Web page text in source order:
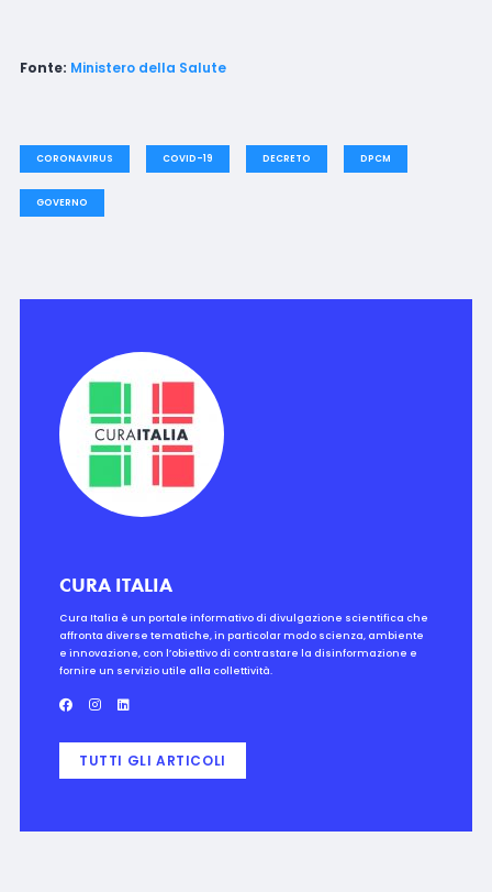
Fonte: Ministero della Salute
CORONAVIRUS COVID-19 DECRETO DPCM
GOVERNO
CURA ITALIA
Cura Italia è un portale informativo di divulgazione scientifica che
affronta diverse tematiche, in particolar modo scienza, ambiente
e innovazione, con l’obiettivo di contrastare la disinformazione e
fornire un servizio utile alla collettività.
TUTTI GLI ARTICOLI